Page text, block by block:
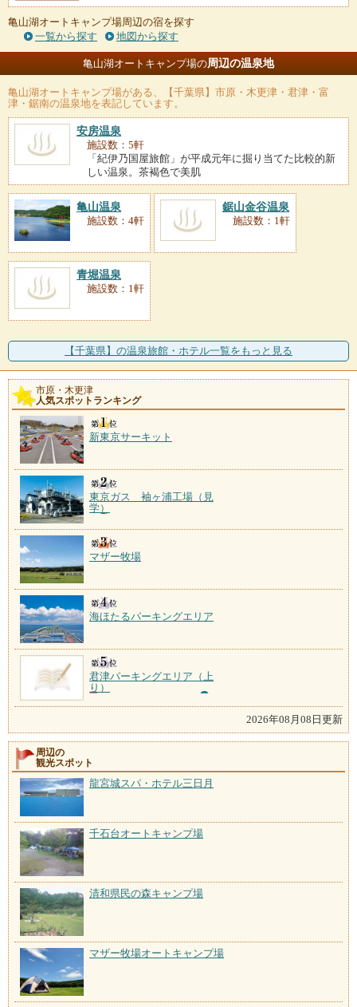
亀山湖オートキャンプ場周辺の宿を探す
一覧から探す
地図から探す
亀山湖オートキャンプ場の周辺の温泉地
亀山湖オートキャンプ場がある、【千葉県】市原・木更津・君津・富
津・鋸南の温泉地を表記しています。
安房温泉
施設数：5軒
「紀伊乃国屋旅館」が平成元年に掘り当てた比較的新
しい温泉。茶褐色で美肌
亀山温泉
施設数：4軒
鋸山金谷温泉
施設数：1軒
青堀温泉
施設数：1軒
【千葉県】の温泉旅館・ホテル一覧をもっと見る
市原・木更津
人気スポットランキング
新東京サーキット
東京ガス 袖ヶ浦工場（見
学）
マザー牧場
海ほたるパーキングエリア
君津パーキングエリア（上
り）
2026年08月08日更新
周辺の
観光スポット
龍宮城スパ・ホテル三日月
千石台オートキャンプ場
清和県民の森キャンプ場
マザー牧場オートキャンプ場